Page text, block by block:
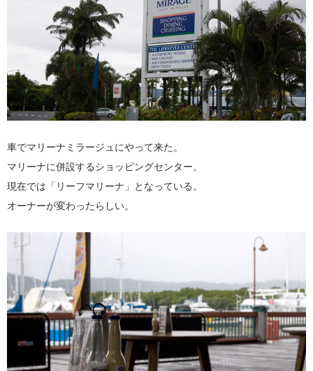
車でマリーナミラージュにやって来た。
マリーナに併設するショッピングセンター。
現在では「リーフマリーナ」となっている。
オーナーが変わったらしい。